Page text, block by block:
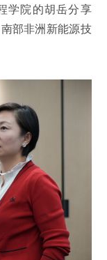
学院的胡岳分享
部非洲新能源技